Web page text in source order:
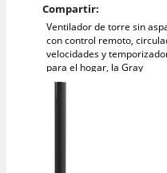
Compartir:
Ventilador de torre sin
con control remoto,
velocidades y
para el hogar, la Gray